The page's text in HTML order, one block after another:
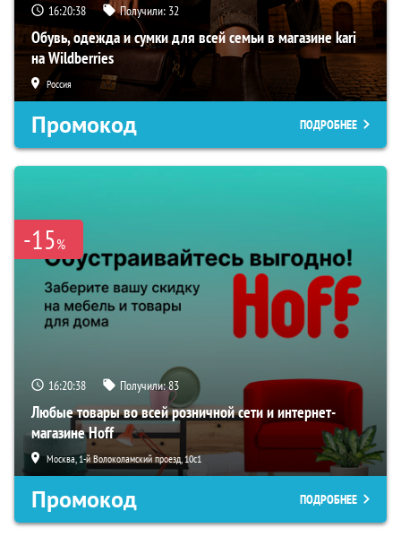
16:20:37 Получили: 32
Обувь, одежда и сумки для всей семьи в магазине kari
на Wildberries
Россия
Промокод ПОДРОБНЕЕ
-15%
16:20:37 Получили:83
Любые товары во всей розничной сети и интернет-
магазине Hoff
Москва, 1-й Волоколамский проезд, 10с1
Промокод ПОДРОБНЕЕ